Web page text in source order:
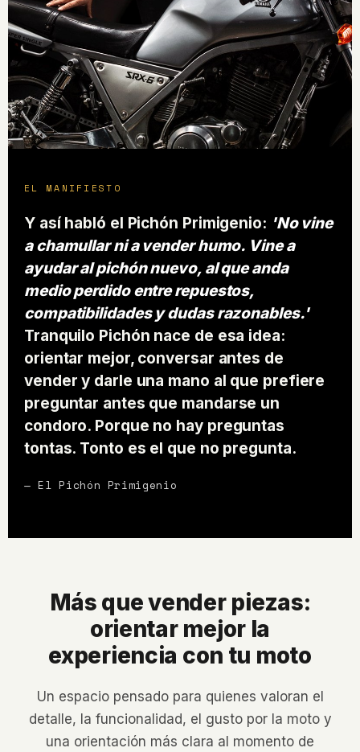
EL MANIFIESTO
Y así habló el Pichón Primigenio: 'No vine
a chamullar ni a vender humo. Vine a
ayudar al pichón nuevo, al que anda
medio perdido entre repuestos,
compatibilidades y dudas razonables.'
Tranquilo Pichón nace de esa idea:
orientar mejor, conversar antes de
vender y darle una mano al que prefiere
preguntar antes que mandarse un
condoro. Porque no hay preguntas
tontas. Tonto es el que no pregunta.
— El Pichón Primigenio
Más que vender piezas:
orientar mejor la
experiencia con tu moto
Un espacio pensado para quienes valoran el
detalle, la funcionalidad, el gusto por la moto y
una orientación más clara al momento de